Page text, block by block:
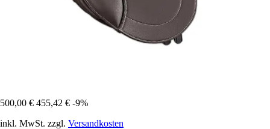
500,00 € 455,42 € -9%
inkl. MwSt. zzgl. Versandkosten